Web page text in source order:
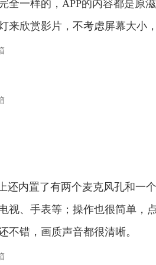
全一样的，APP的内容都是原
来欣赏影片，不考虑屏幕大小
还内置了有两个麦克风孔和一
视、手表等；操作也很简单，
不错，画质声音都很清晰。